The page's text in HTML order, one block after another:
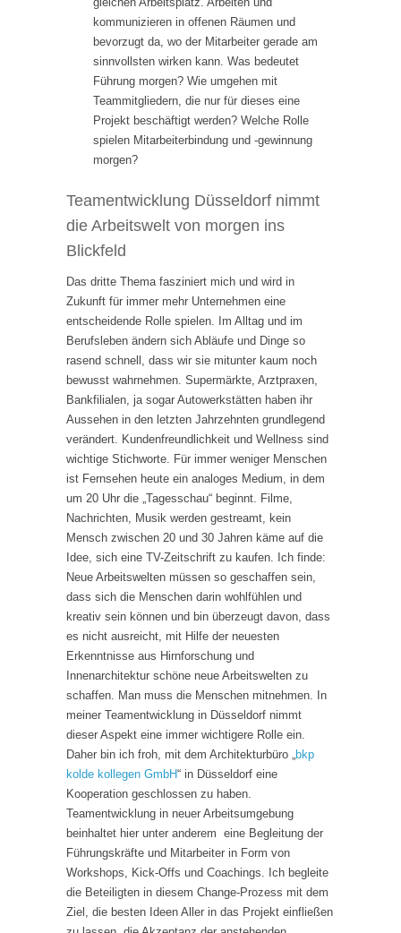
kommunizieren in offenen Räumen und
bevorzugt da, wo der Mitarbeiter gerade am
sinnvollsten wirken kann. Was bedeutet
Führung morgen? Wie umgehen mit
Teammitgliedern, die nur für dieses eine
Projekt beschäftigt werden? Welche Rolle
spielen Mitarbeiterbindung und -gewinnung
morgen?
Teamentwicklung Düsseldorf nimmt
die Arbeitswelt von morgen ins
Blickfeld
Das dritte Thema fasziniert mich und wird in
Zukunft für immer mehr Unternehmen eine
entscheidende Rolle spielen. Im Alltag und im
Berufsleben ändern sich Abläufe und Dinge so
rasend schnell, dass wir sie mitunter kaum noch
bewusst wahrnehmen. Supermärkte, Arztpraxen,
Bankfilialen, ja sogar Autowerkstätten haben ihr
Aussehen in den letzten Jahrzehnten grundlegend
verändert. Kundenfreundlichkeit und Wellness sind
wichtige Stichworte. Für immer weniger Menschen
ist Fernsehen heute ein analoges Medium, in dem
um 20 Uhr die „Tagesschau“ beginnt. Filme,
Nachrichten, Musik werden gestreamt, kein
Mensch zwischen 20 und 30 Jahren käme auf die
Idee, sich eine TV-Zeitschrift zu kaufen. Ich finde:
Neue Arbeitswelten müssen so geschaffen sein,
dass sich die Menschen darin wohlfühlen und
kreativ sein können und bin überzeugt davon, dass
es nicht ausreicht, mit Hilfe der neuesten
Erkenntnisse aus Hirnforschung und
Innenarchitektur schöne neue Arbeitswelten zu
schaffen. Man muss die Menschen mitnehmen. In
meiner Teamentwicklung in Düsseldorf nimmt
dieser Aspekt eine immer wichtigere Rolle ein.
Daher bin ich froh, mit dem Architekturbüro „bkp
kolde kollegen GmbH“ in Düsseldorf eine
Kooperation geschlossen zu haben.
Teamentwicklung in neuer Arbeitsumgebung
beinhaltet hier unter anderem eine Begleitung der
Führungskräfte und Mitarbeiter in Form von
Workshops, Kick-Offs und Coachings. Ich begleite
die Beteiligten in diesem Change-Prozess mit dem
Ziel, die besten Ideen Aller in das Projekt einfließen